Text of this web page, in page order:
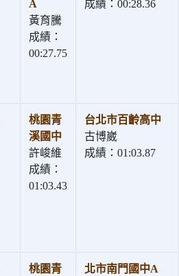
A
黃育騰
成績：
00:27.75
成績：00:28.36
桃園青
溪國中
許峻維
成績：
01:03.43
台北市百齡高中
古博崴
成績：01:03.87
桃園青
北市南門國中A